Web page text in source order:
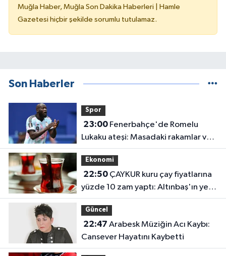
Muğla Haber, Muğla Son Dakika Haberleri | Hamle
Gazetesi hiçbir şekilde sorumlu tutulamaz.
Son Haberler
Spor
23:00Fenerbahçe'de Romelu
Lukaku ateşi: Masadaki rakamlar ve
transferin detayları belli oldu
Ekonomi
22:50ÇAYKUR kuru çay fiyatlarına
yüzde 10 zam yaptı: Altınbaş'ın yeni
fiyatı belli oldu
Güncel
22:47
Cansever Hayatını Kaybetti